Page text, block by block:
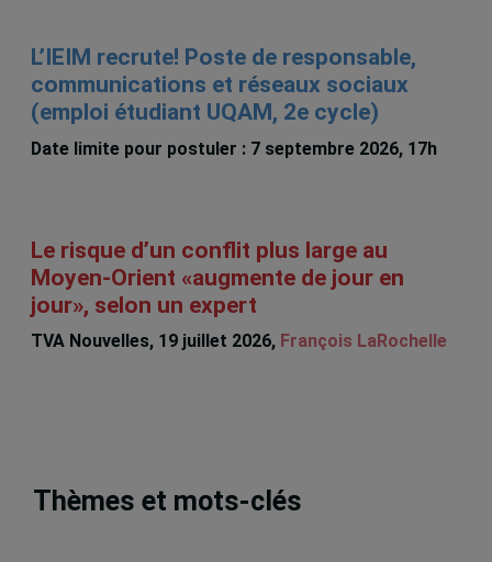
L’IEIM recrute! Poste de responsable,
communications et réseaux sociaux
(emploi étudiant UQAM, 2e cycle)
Date limite pour postuler : 7 septembre 2026, 17h
Le risque d’un conflit plus large au
Moyen-Orient «augmente de jour en
jour», selon un expert
TVA Nouvelles, 19 juillet 2026, François LaRochelle
Thèmes et mots-clés